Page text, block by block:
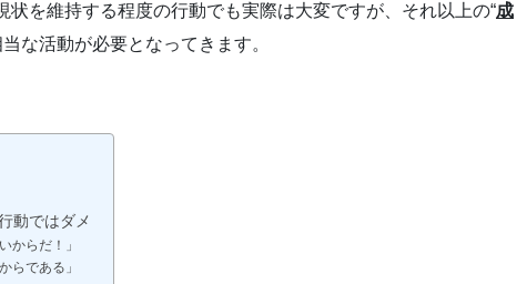
状を維持する程度の行動でも実際は大変ですが、それ以上の“成
な活動が必要となってきます。
動ではダメ
からだ！」
らである」